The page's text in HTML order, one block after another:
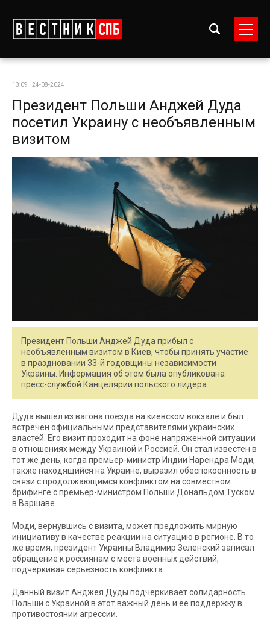
13:09 | 24-08-2024
Президент Польши Анджей Дуда
посетил Украину с необъявленным
визитом
Президент Польши Анджей Дуда прибыл с
необъявленным визитом в Киев, чтобы принять участие
в праздновании 33-й годовщины независимости
Украины. Информация об этом была опубликована
пресс-службой Канцелярии польского лидера.
Дуда вышел из вагона поезда на киевском вокзале и был
встречен официальными представителями украинских
властей. Его визит проходит на фоне напряженной ситуации
в отношениях между Украиной и Россией. Он стал известен в
тот же день, когда премьер-министр Индии Нарендра Моди,
также находящийся на Украине, выразил обеспокоенность в
связи с продолжающимся конфликтом на совместном
брифинге с премьер-министром Польши Дональдом Туском
в Варшаве.
Моди, вернувшись с визита, может предложить мирную
инициативу в качестве реакции на ситуацию в регионе. В то
же время, президент Украины Владимир Зеленский записал
обращение к россиянам с места военных действий,
подчеркивая серьезность конфликта.
Данный визит Анджея Дуды подчеркивает солидарность
Польши с Украиной в этот важный день и её поддержку в
противостоянии агрессии.